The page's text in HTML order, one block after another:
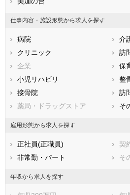
香川県
福岡県
熊本県
鹿児島県
仕事内容・施設形態から求人を探す
病院
介
クリニック
訪
企業
保
小児リハビリ
整
接骨院
訪
薬局・ドラッグストア
そ
雇用形態から求人を探す
正社員(正職員)
契
非常勤・パート
そ
年収から求人を探す